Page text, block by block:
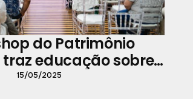
do Patrimônio
traz educação sobre
preservação
15/05/2025